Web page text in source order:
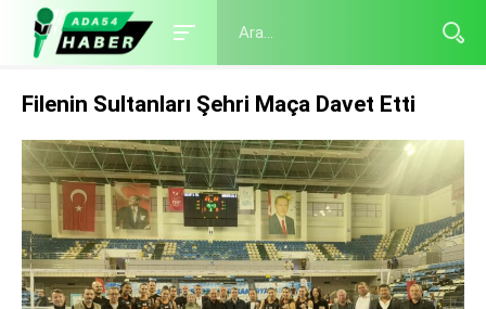
Filenin Sultanları Şehri Maça Davet Etti